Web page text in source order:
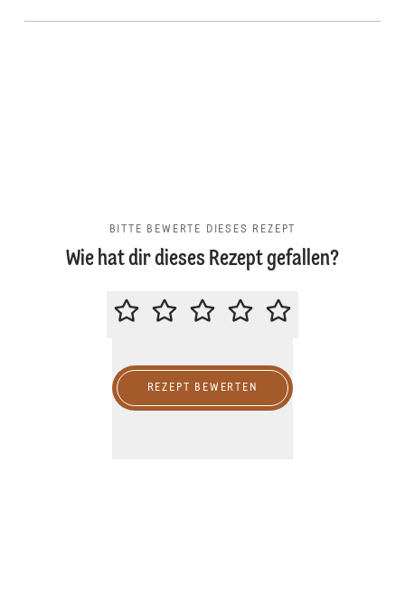
BITTE BEWERTE DIESES REZEPT
Wie hat dir dieses Rezept gefallen?
BITTE BEWERTE DIESES REZEPT
REZEPT BEWERTEN